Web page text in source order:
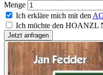
Menge
Ich erkläre mich mit den
Ich möchte den HOANZL